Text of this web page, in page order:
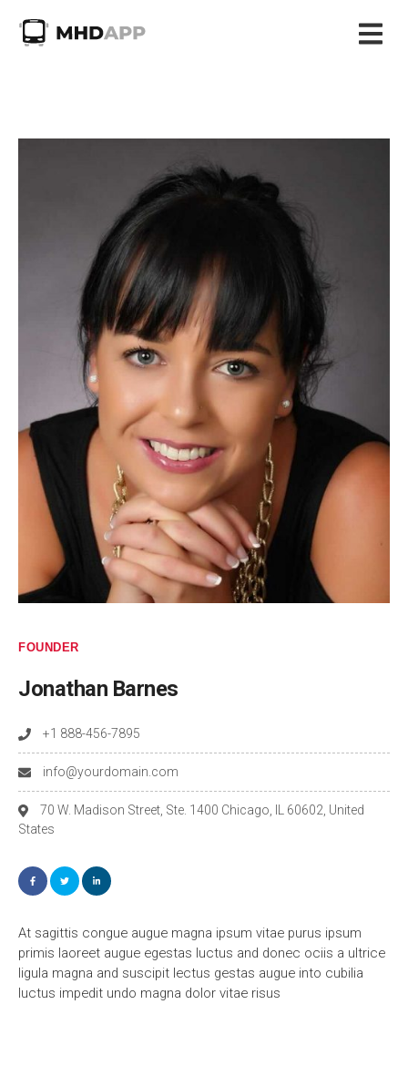
FOUNDER
Jonathan Barnes
+1 888-456-7895
info@yourdomain.com
70 W. Madison Street, Ste. 1400 Chicago, IL 60602, United
States
At sagittis congue augue magna ipsum vitae purus ipsum
primis laoreet augue egestas luctus and donec ociis a ultrice
ligula magna and suscipit lectus gestas augue into cubilia
luctus impedit undo magna dolor vitae risus